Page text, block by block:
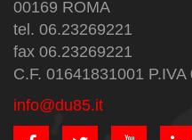
00169 ROMA
tel. 06.23269221
fax 06.23269221
C.F. 01641831001
info@du85.it